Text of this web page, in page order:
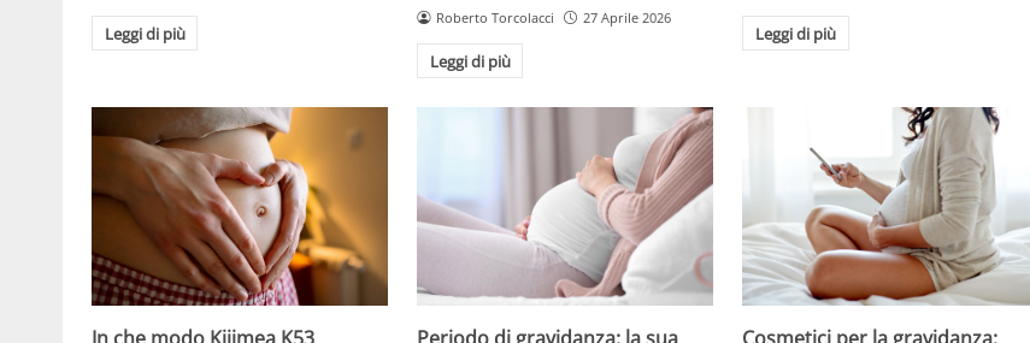
Leggi di più
Roberto Torcolacci 27 Aprile 2026
Leggi di più
Leggi di più
Periodo di gravidanza: la sua Cosmetici per la gravidanza: